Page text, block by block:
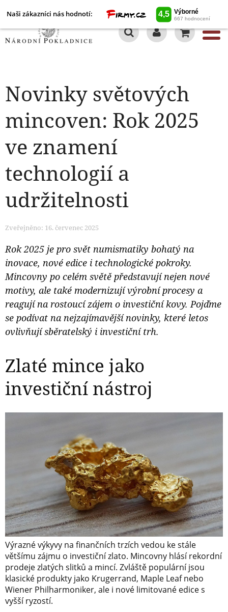
Naši zákazníci nás hodnotí:
Novinky světových
mincoven: Rok 2025
ve znamení
technologií a
udržitelnosti
Zveřejněno: 16. červenec 2025
Rok 2025 je pro svět numismatiky bohatý na
inovace, nové edice i technologické pokroky.
Mincovny po celém světě představují nejen nové
motivy, ale také modernizují výrobní procesy a
reagují na rostoucí zájem o investiční kovy. Pojďme
se podívat na nejzajímavější novinky, které letos
ovlivňují sběratelský i investiční trh.
Zlaté mince jako
investiční nástroj
Výrazné výkyvy na finančních trzích vedou ke stále
většímu zájmu o investiční zlato. Mincovny hlásí rekordní
prodeje zlatých slitků a mincí. Zvláště populární jsou
klasické produkty jako Krugerrand, Maple Leaf nebo
Wiener Philharmoniker, ale i nové limitované edice s
vyšší ryzostí.